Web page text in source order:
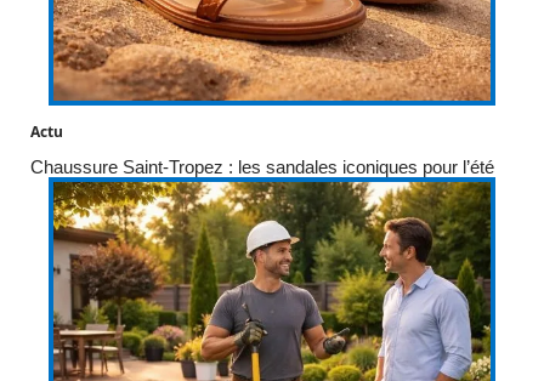
Actu
Chaussure Saint-Tropez : les sandales iconiques pour l’été